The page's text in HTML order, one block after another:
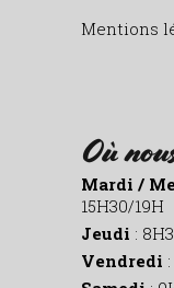
Mentions
Où
Mardi /
15H30/19H
Jeudi :
Vendredi